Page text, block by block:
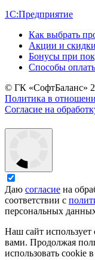
1С:Предприятие
Как выбрать
Акции и скидки
Бонусы при
Способы
© ГК «СофтБаланс»
Политика в
Согласие на
Даю согласие на
соответствии с
персональных
Наш сайт использует
вами. Продолжая
использовать cookie